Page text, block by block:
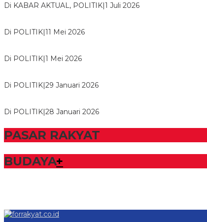
Di KABAR AKTUAL, POLITIK 1 Juli 2026
Di POLITIK 11 Mei 2026
Di POLITIK 1 Mei 2026
Di POLITIK 29 Januari 2026
Di POLITIK 28 Januari 2026
PASAR RAKYAT
BUDAYA+